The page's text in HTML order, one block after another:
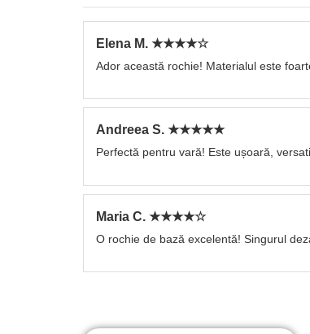
Elena M. ★★★★☆
Ador această rochie! Materialul este
Andreea S. ★★★★★
Perfectă pentru vară! Este ușoară,
Maria C. ★★★★☆
O rochie de bază excelentă! Singurul